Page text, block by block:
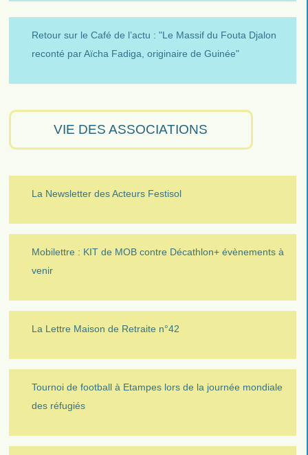
Retour sur le Café de l’actu : "Le Massif du Fouta Djalon
reconté par Aïcha Fadiga, originaire de Guinée"
VIE DES ASSOCIATIONS
La Newsletter des Acteurs Festisol
Mobilettre : KIT de MOB contre Décathlon+ évènements à
venir
La Lettre Maison de Retraite n°42
Tournoi de football à Etampes lors de la journée mondiale
des réfugiés